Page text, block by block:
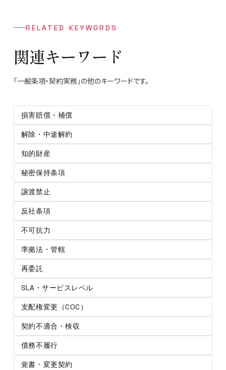
RELATED KEYWORDS
関連キーワード
「一般条項・契約実務」の他のキーワードです。
損害賠償・補償
解除・中途解約
知的財産
秘密保持条項
譲渡禁止
反社条項
不可抗力
準拠法・管轄
再委託
SLA・サービスレベル
支配権変更（COC）
契約不適合・検収
債務不履行
覚書・変更契約